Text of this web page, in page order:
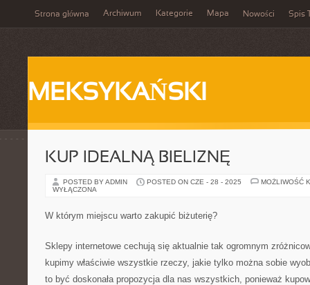
Strona główna Archiwum Kategorie Mapa Nowości Spis
MEKSYKAŃSKI
KUP IDEALNĄ BIELIZNĘ
POSTED BY ADMIN POSTED ON CZE - 28 - 2025
MOŻLIWOŚĆ
WYŁĄCZONA
W którym miejscu warto zakupić biżuterię?
Sklepy internetowe cechują się aktualnie tak ogromnym
kupimy właściwie wszystkie rzeczy, jakie tylko można sobie
to być doskonała propozycja dla nas wszystkich, ponieważ